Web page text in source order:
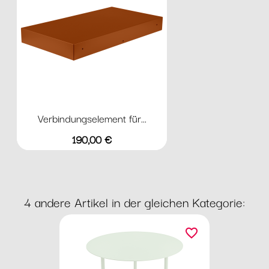
Verbindungselement für...
Preis
190,00 €
4 andere Artikel in der gleichen Kategorie:
favorite_border